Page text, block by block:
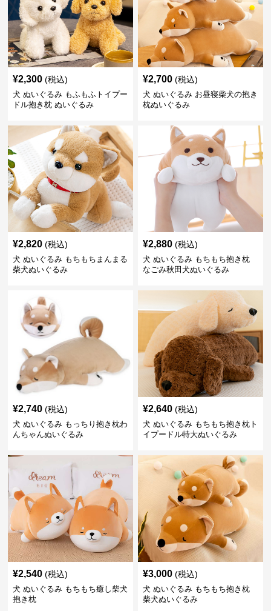
¥2,300 (税込)
犬 ぬいぐるみ もふもふトイプー
ドル抱き枕 ぬいぐるみ
¥2,700 (税込)
犬 ぬいぐるみ お昼寝柴犬の抱き
枕ぬいぐるみ
¥2,820 (税込)
犬 ぬいぐるみ もちもちまんまる
柴犬ぬいぐるみ
¥2,880 (税込)
犬 ぬいぐるみ もちもち抱き枕
なごみ秋田犬ぬいぐるみ
¥2,740 (税込)
犬 ぬいぐるみ もっちり抱き枕わ
んちゃんぬいぐるみ
¥2,640 (税込)
犬 ぬいぐるみ もちもち抱き枕ト
イプードル特大ぬいぐるみ
¥2,540 (税込)
犬 ぬいぐるみ もちもち癒し柴犬
抱き枕
¥3,000 (税込)
犬 ぬいぐるみ もちもち抱き枕
柴犬ぬいぐるみ